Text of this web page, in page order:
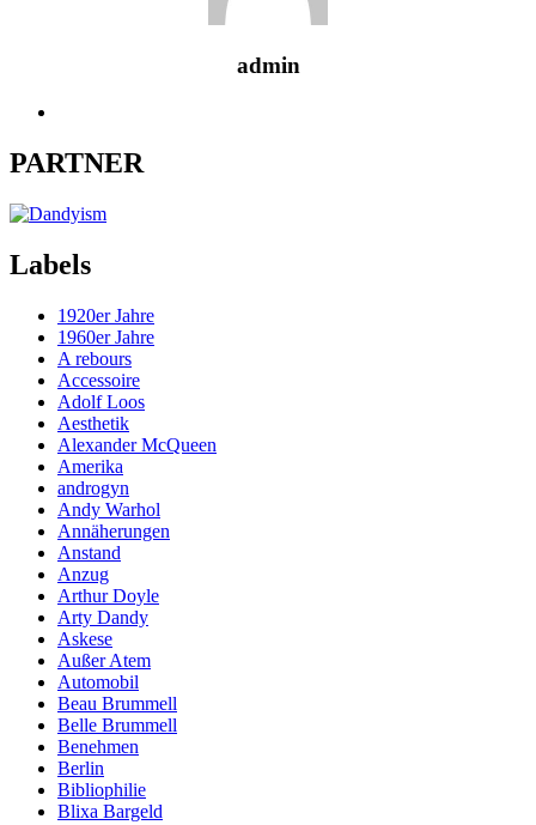
admin
PARTNER
Labels
1920er Jahre
1960er Jahre
A rebours
Accessoire
Adolf Loos
Aesthetik
Alexander McQueen
Amerika
androgyn
Andy Warhol
Annäherungen
Anstand
Anzug
Arthur Doyle
Arty Dandy
Askese
Außer Atem
Automobil
Beau Brummell
Belle Brummell
Benehmen
Berlin
Bibliophilie
Blixa Bargeld